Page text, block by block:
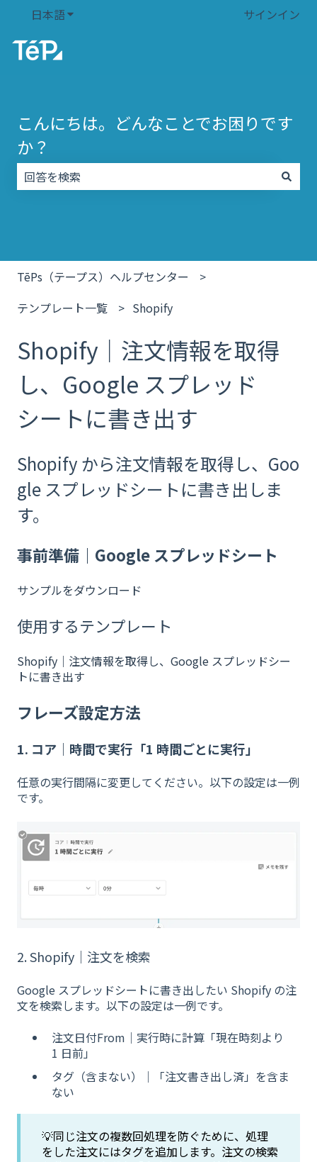
日本語翻訳のサブメニューを表示 サインイン
こんにちは。どんなことでお困りです
か？
TēPs（テープス）ヘルプセンター
テンプレート一覧
Shopify
Shopify｜注文情報を取得
し、Google スプレッド
シートに書き出す
Shopify から注文情報を取得し、Goo
gle スプレッドシートに書き出しま
す。
事前準備｜Google スプレッドシート
サンプルをダウンロード
使用するテンプレート
Shopify｜注文情報を取得し、Google スプレッドシー
トに書き出す
フレーズ設定方法
1. コア｜時間で実行「1 時間ごとに実行」
任意の実行間隔に変更してください。以下の設定は一例
です。
2. Shopify｜注文を検索
Google スプレッドシートに書き出したい Shopify の注
文を検索します。以下の設定は一例です。
注文日付From｜実行時に計算「現在時刻より
1 日前」
タグ（含まない）｜「注文書き出し済」を含ま
ない
💡同じ注文の複数回処理を防ぐために、処理
をした注文にはタグを追加します。注文の検索